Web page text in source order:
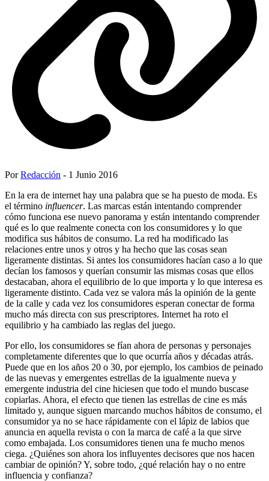
PorRedacción - 1 Junio 2016
En la era de internet hay una palabra que se ha puesto de moda. Es
el término influencer. Las marcas están intentando comprender
cómo funciona ese nuevo panorama y están intentando comprender
qué es lo que realmente conecta con los consumidores y lo que
modifica sus hábitos de consumo. La red ha modificado las
relaciones entre unos y otros y ha hecho que las cosas sean
ligeramente distintas. Si antes los consumidores hacían caso a lo que
decían los famosos y querían consumir las mismas cosas que ellos
destacaban, ahora el equilibrio de lo que importa y lo que interesa es
ligeramente distinto. Cada vez se valora más la opinión de la gente
de la calle y cada vez los consumidores esperan conectar de forma
mucho más directa con sus prescriptores. Internet ha roto el
equilibrio y ha cambiado las reglas del juego.
Por ello, los consumidores se fían ahora de personas y personajes
completamente diferentes que lo que ocurría años y décadas atrás.
Puede que en los años 20 o 30, por ejemplo, los cambios de peinado
de las nuevas y emergentes estrellas de la igualmente nueva y
emergente industria del cine hiciesen que todo el mundo buscase
copiarlas. Ahora, el efecto que tienen las estrellas de cine es más
limitado y, aunque siguen marcando muchos hábitos de consumo, el
consumidor ya no se hace rápidamente con el lápiz de labios que
anuncia en aquella revista o con la marca de café a la que sirve
como embajada. Los consumidores tienen una fe mucho menos
ciega. ¿Quiénes son ahora los influyentes decisores que nos hacen
cambiar de opinión? Y, sobre todo, ¿qué relación hay o no entre
influencia y confianza?